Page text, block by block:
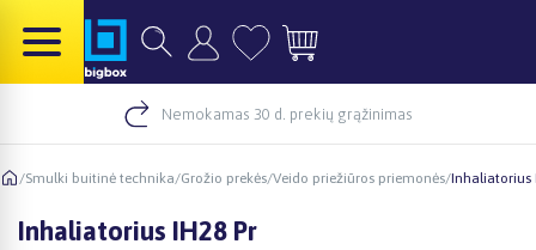
Nemokamas 30 d. prekių grąžinimas
/Smulki buitinė technika/Grožio prekės/Veido priežiūros priemonės/Inhaliatorius
Inhaliatorius IH28 Pr